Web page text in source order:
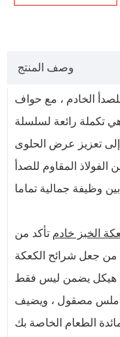
وصف المنتج
الخادم ، مع حواف
تكملة رائعة لسلسلة
إلى تعزيز عرض الحلوى
المقاوم للصدأ
الخبز خادم تأكد من
من جعل شرائح الكعكة
هيكل يضمن ليس فقط
أملس مصقول ، ويضيف